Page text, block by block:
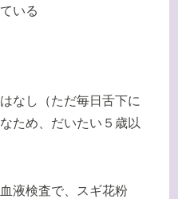
いる
なし（ただ毎日舌下に
ため、だいたい５歳以
液検査で、スギ花粉